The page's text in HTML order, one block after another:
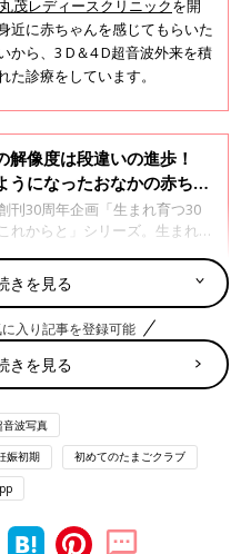
丸茂レディースクリニックを開
近に赤ちゃんを感じてもらいた
から、3 D＆4 D超音波外来を積
た診療をしています。
解像度は段違いの進歩！
うになったおなかの赤ちゃ
査の30年・前編】
刊30周年企画「生まれ育つ30
からと」シリーズ。生まれつ
生前検査)」もあり、こうした検
病気の早期治療につながる一
を迫られる場面も多くなりまし
しい技術の進歩をどのように受
ていけばいいのでしょうか。胎
する林伸彦先生に聞きました。
子がわかるしくみは？
かると反射し、液体などは通り
して、羊水内の赤ちゃんの姿形
んの背骨や肋骨、頭蓋骨など
膀胱の中の尿などは黒く、筋肉
ます。また、写っているのは赤
てる位置や角度によっても写り
きを見る
入り記事を登録可能
きを見る
波写真
娠初期 初めてのたまごクラブ